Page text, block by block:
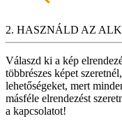
2. HASZNÁLD AZ
Válaszd ki a kép
többrészes képet
lehetőségeket, mert
másféle elrendezést
a kapcsolatot!